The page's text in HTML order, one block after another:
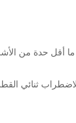
ثنائي